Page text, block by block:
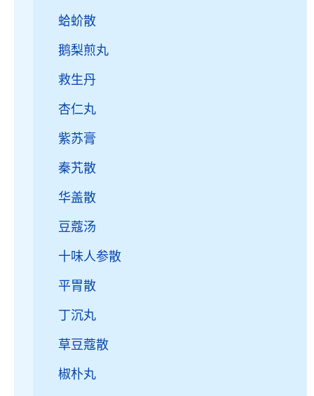
蛤蚧散
鹅梨煎丸
救生丹
杏仁丸
紫苏膏
秦艽散
华盖散
豆蔻汤
十味人参散
平胃散
丁沉丸
草豆蔻散
椒朴丸